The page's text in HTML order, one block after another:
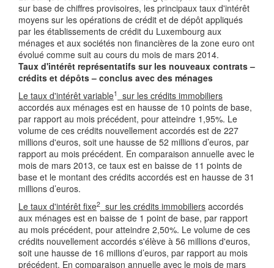
sur base de chiffres provisoires, les principaux taux d'intérêt
moyens sur les opérations de crédit et de dépôt appliqués
par les établissements de crédit du Luxembourg aux
ménages et aux sociétés non financières de la zone euro ont
évolué comme suit au cours du mois de mars 2014.
Taux d'intérêt représentatifs sur les nouveaux contrats –
crédits et dépôts – conclus avec des ménages
Le taux d'intérêt variable1
sur les crédits immobiliers
accordés aux ménages est en hausse de 10 points de base,
par rapport au mois précédent, pour atteindre 1,95%. Le
volume de ces crédits nouvellement accordés est de 227
millions d'euros, soit une hausse de 52 millions d’euros, par
rapport au mois précédent. En comparaison annuelle avec le
mois de mars 2013, ce taux est en baisse de 11 points de
base et le montant des crédits accordés est en hausse de 31
millions d’euros.
Le taux d'intérêt fixe2 sur les crédits immobiliers accordés
aux ménages est en baisse de 1 point de base, par rapport
au mois précédent, pour atteindre 2,50%. Le volume de ces
crédits nouvellement accordés s'élève à 56 millions d'euros,
soit une hausse de 16 millions d’euros, par rapport au mois
précédent. En comparaison annuelle avec le mois de mars